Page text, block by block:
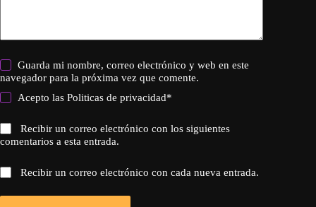
Guarda mi nombre, correo electrónico y web en este
navegador para la próxima vez que comente.
Acepto lasPoliticas de privacidad*
Recibir un correo electrónico con los siguientes
comentarios a esta entrada.
Recibir un correo electrónico con cada nueva entrada.